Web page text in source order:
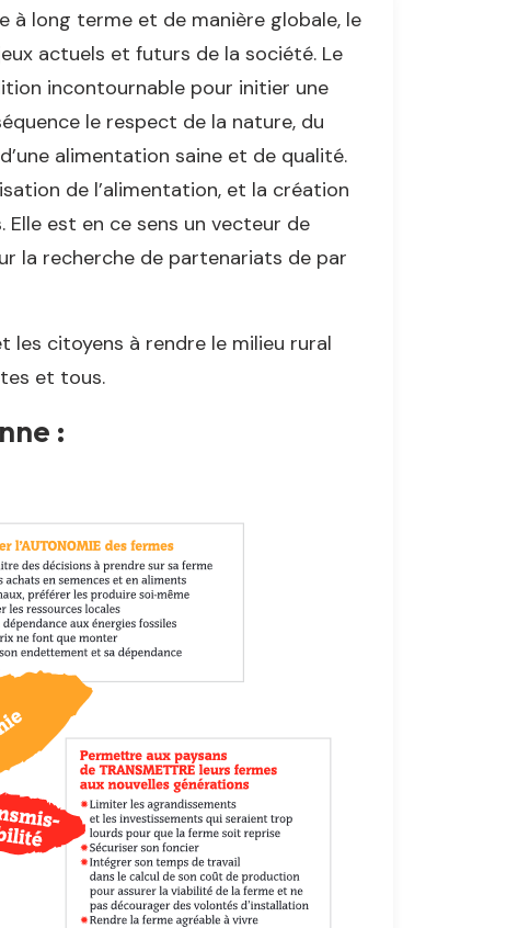
à long terme et de manière globale, le
actuels et futurs de la société. Le
incontournable pour initier une
le respect de la nature, du
alimentation saine et de qualité.
de l’alimentation, et la création
est en ce sens un vecteur de
la recherche de partenariats de par
les citoyens à rendre le milieu rural
et tous.
: